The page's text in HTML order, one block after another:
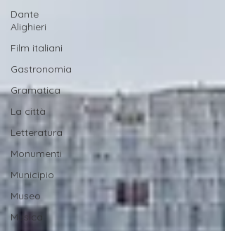
Dante
Alighieri
Film italiani
Gastronomia
Gramatica
La città
Letteratura
Monumenti
Municipio
Museo
Musica